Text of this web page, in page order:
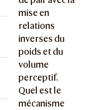
mise en
relations
inverses du
poids et du
volume
perceptif.
Quel est le
mécanisme